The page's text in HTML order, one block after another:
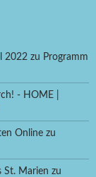
2022 zu Programm
- HOME |
Online zu
St. Marien zu